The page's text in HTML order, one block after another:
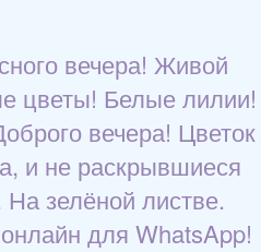
вечера! Живой
цветы! Белые лилии!
вечера! Цветок
и не раскрывшиеся
зелёной листве.
для WhatsApp!